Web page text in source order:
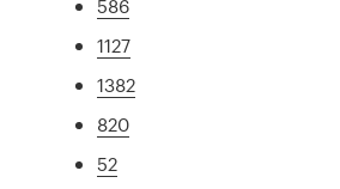
586
1127
1382
820
52